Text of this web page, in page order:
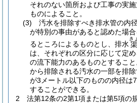
それのない箇所および工事の実
ものによること。
(3)
汚水を排除すべき排水管の内
が特別の事由があると認めた場合
るところによるものとし、排水 渠
き
は、それぞれの区分に応じて定
の流下能力のあるものとすること
から排除される汚水の一部を排
が3メートル以下のものの内径は
することができる。
2
法第12条の2第1項または第5項の